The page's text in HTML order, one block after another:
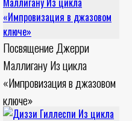
Посвящение Джерри
Маллигану Из цикла
«Импровизация в джазовом
ключе»
Дамир Рузыбаев